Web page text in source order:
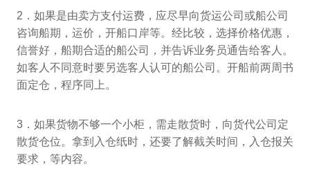
2．如果是由卖方支付运费，应尽早向货运公司或船公司
咨询船期，运价，开船口岸等。经比较，选择价格优惠，
信誉好，船期合适的船公司，并告诉业务员通告给客人。
如客人不同意时要另选客人认可的船公司。开船前两周书
面定仓，程序同上。
3．如果货物不够一个小柜，需走散货时，向货代公司定
散货仓位。拿到入仓纸时，还要了解截关时间，入仓报关
要求，等内容。